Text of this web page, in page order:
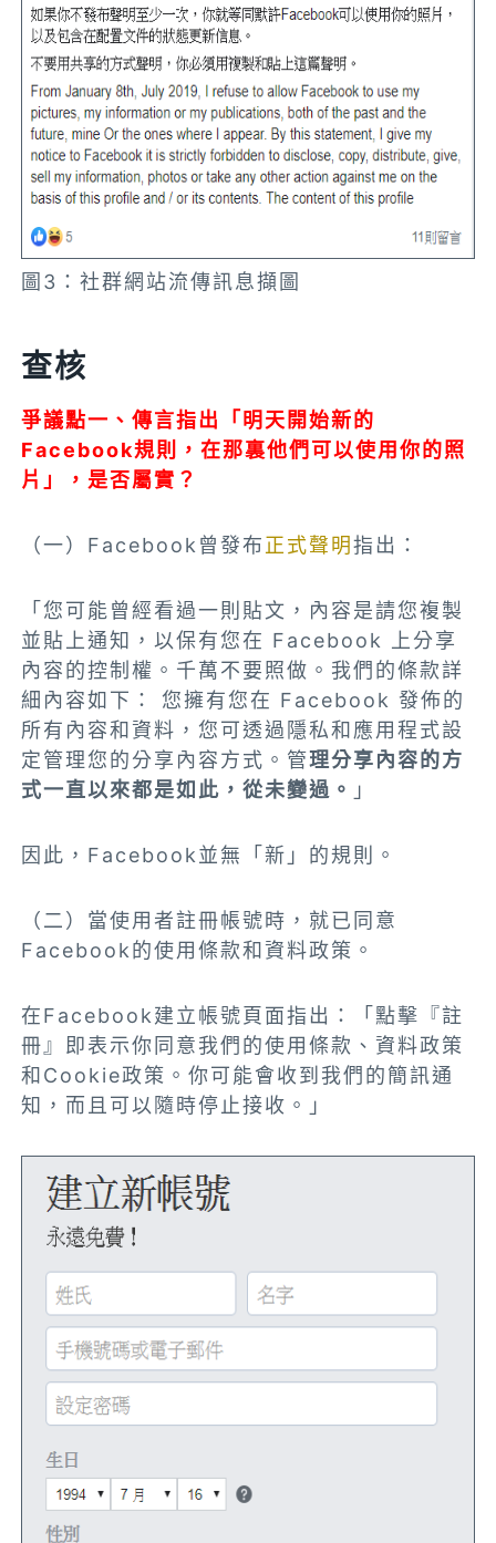
圖3：社群網站流傳訊息擷圖
查核
爭議點一、傳言指出「明天開始新的
Facebook規則，在那裏他們可以使用你的照
片」，是否屬實？
（一）Facebook曾發布正式聲明指出：
「您可能曾經看過一則貼文，內容是請您複製
並貼上通知，以保有您在 Facebook 上分享
內容的控制權。千萬不要照做。我們的條款詳
細內容如下： 您擁有您在 Facebook 發佈的
所有內容和資料，您可透過隱私和應用程式設
定管理您的分享內容方式。管理分享內容的方
式一直以來都是如此，從未變過。 」
因此，Facebook並無「新」的規則。
（二）當使用者註冊帳號時，就已同意
Facebook的使用條款和資料政策。
在Facebook建立帳號頁面指出：「點擊『註
冊』即表示你同意我們的使用條款、資料政策
和Cookie政策。你可能會收到我們的簡訊通
知，而且可以隨時停止接收。」